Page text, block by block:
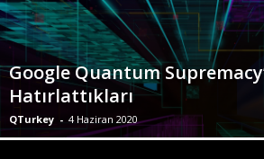
Google Quantum
Hatırlattıkları
QTurkey - 4 Haziran 2020